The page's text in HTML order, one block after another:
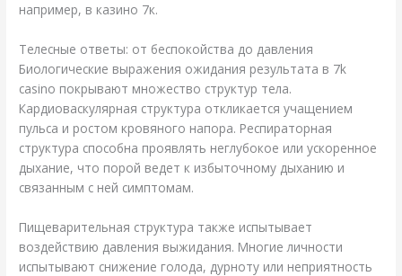
например, в казино 7к.
Телесные ответы: от беспокойства до давления
Биологические выражения ожидания результата в 7k
casino покрывают множество структур тела.
Кардиоваскулярная структура откликается учащением
пульса и ростом кровяного напора. Респираторная
структура способна проявлять неглубокое или ускоренное
дыхание, что порой ведет к избыточному дыханию и
связанным с ней симптомам.
Пищеварительная структура также испытывает
воздействию давления выжидания. Многие личности
испытывают снижение голода, дурноту или неприятность